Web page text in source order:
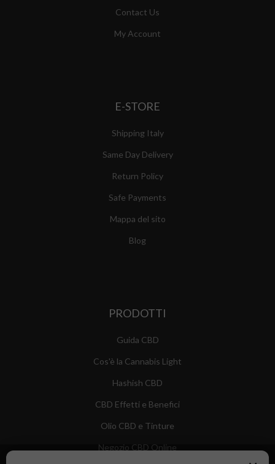
Contact Us
My Account
E-STORE
Shipping Italy
Same Day Delivery
Return Policy
Safe Payments
Mappa del sito
Blog
PRODOTTI
Guida CBD
Cos'è la Cannabis Light
Hashish CBD
CBD Effetti e Benefici
Olio CBD e Tinture
Negozio CBD Online